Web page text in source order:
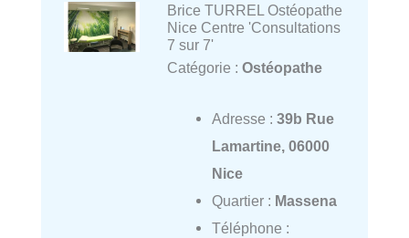
Brice TURREL Ostéopathe
Nice Centre 'Consultations
7 sur 7'
Catégorie : Ostéopathe
Adresse : 39b Rue
Lamartine, 06000
Nice
Quartier : Massena
Téléphone :